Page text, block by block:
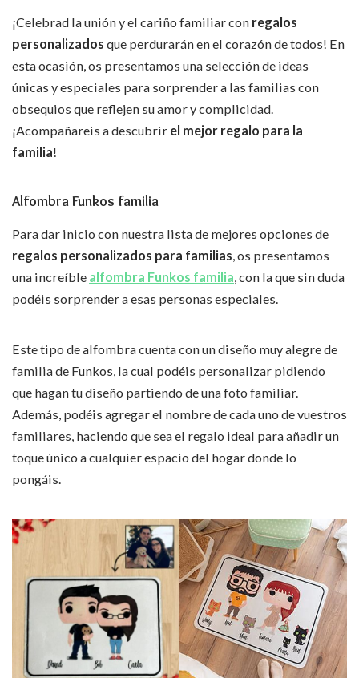
¡Celebrad la unión y el cariño familiar con regalos
personalizados que perdurarán en el corazón de todos! En
esta ocasión, os presentamos una selección de ideas
únicas y especiales para sorprender a las familias con
obsequios que reflejen su amor y complicidad.
¡Acompañareis a descubrir el mejor regalo para la
familia!
Alfombra Funkos familia
Para dar inicio con nuestra lista de mejores opciones de
regalos personalizados para familias , os presentamos
una increíble alfombra Funkos familia , con la que sin duda
podéis sorprender a esas personas especiales.
Este tipo de alfombra cuenta con un diseño muy alegre de
familia de Funkos, la cual podéis personalizar pidiendo
que hagan tu diseño partiendo de una foto familiar.
Además, podéis agregar el nombre de cada uno de vuestros
familiares, haciendo que sea el regalo ideal para añadir un
toque único a cualquier espacio del hogar donde lo
pongáis.